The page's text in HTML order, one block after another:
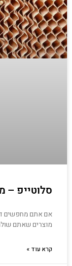
סלוטייפ –
אם אתם מחפשים
מוצרים שאתם
קרא עוד »